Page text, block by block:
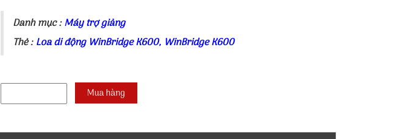
Danh mục :Máy trợ giảng
Thẻ :Loa di động WinBridge K600, WinBridge K600